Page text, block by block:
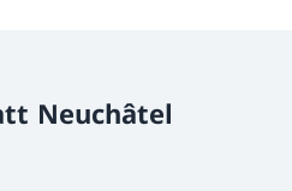
Neuchâtel